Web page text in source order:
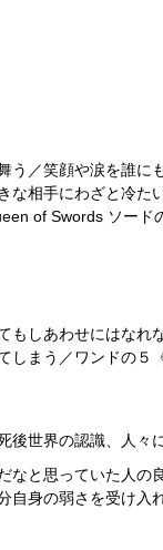
／笑顔や涙を誰
相手にわざと冷
of Swords ソード
しあわせにはな
まう／ワンドの５
後世界の認識、人々
と思っていた人
身の弱さを受け入